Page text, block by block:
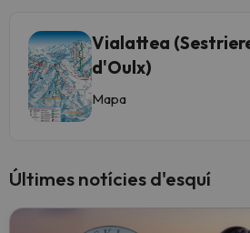
Vialattea
d'Oulx)
Mapa
Últimes notícies d'esquí